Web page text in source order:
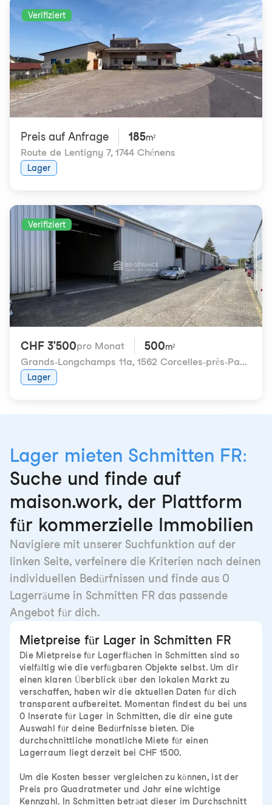
Verifiziert
Preis auf Anfrage 185m²
Route de Lentigny 7, 1744 Chénens
Lager
Verifiziert
CHF 3'500pro Monat 500m²
Grands-Longchamps 11a, 1562 Corcelles-près-Payerne
Lager
Lager mieten Schmitten FR:
Suche und finde auf
maison.work, der Plattform
für kommerzielle Immobilien
Navigiere mit unserer Suchfunktion auf der
linken Seite, verfeinere die Kriterien nach deinen
individuellen Bedürfnissen und finde aus 0
Lagerräume in Schmitten FR das passende
Angebot für dich.
Mietpreise für Lager in Schmitten FR
Die Mietpreise für Lagerflächen in Schmitten sind so
vielfältig wie die verfügbaren Objekte selbst. Um dir
einen klaren Überblick über den lokalen Markt zu
verschaffen, haben wir die aktuellen Daten für dich
transparent aufbereitet. Momentan findest du bei uns
0 Inserate für Lager in Schmitten, die dir eine gute
Auswahl für deine Bedürfnisse bieten. Die
durchschnittliche monatliche Miete für einen
Lagerraum liegt derzeit bei CHF 1500.
Um die Kosten besser vergleichen zu können, ist der
Preis pro Quadratmeter und Jahr eine wichtige
Kennzahl. In Schmitten beträgt dieser im Durchschnitt